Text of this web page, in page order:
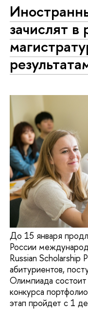
зачислят в
До 15 января
России
Russian Scholarship
абитуриентов,
Олимпиада
конкурса
этап пройдет с 1